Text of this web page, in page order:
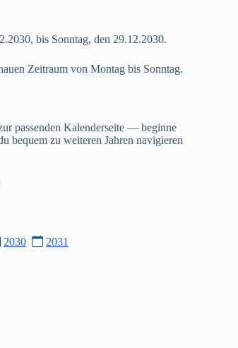
bis Sonntag, den 29.12.2030.
Zeitraum von Montag bis Sonntag.
passenden Kalenderseite — beginne
bequem zu weiteren Jahren navigieren
2030 2031